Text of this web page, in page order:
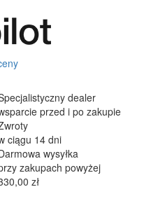
dealer
przed i po zakupie
ciągu 14 dni
wysyłka
zakupach powyżej
zł